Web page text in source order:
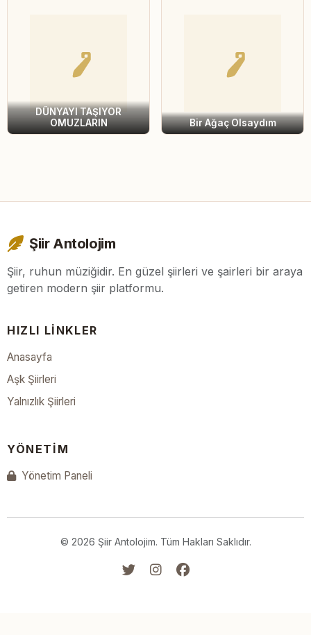
DÜNYAYI TAŞIYOR
OMUZLARIN
Bir Ağaç Olsaydım
Şiir Antolojim
Şiir, ruhun müziğidir. En güzel şiirleri ve şairleri bir araya
getiren modern şiir platformu.
HIZLI LINKLER
Anasayfa
Aşk Şiirleri
Yalnızlık Şiirleri
YÖNETIM
Yönetim Paneli
© 2026 Şiir Antolojim. Tüm Hakları Saklıdır.